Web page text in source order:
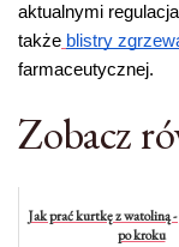
aktualnymi
także blistry
farmaceutycznej.
Zobacz
Jak prać kurtkę z watoliną
po kroku